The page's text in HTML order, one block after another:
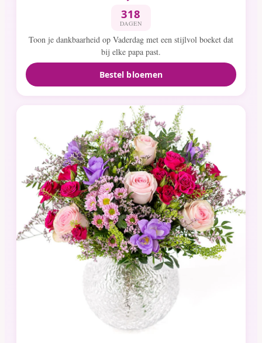
318
DAGEN
Toon je dankbaarheid op Vaderdag met een stijlvol boeket dat
bij elke papa past.
Bestel bloemen